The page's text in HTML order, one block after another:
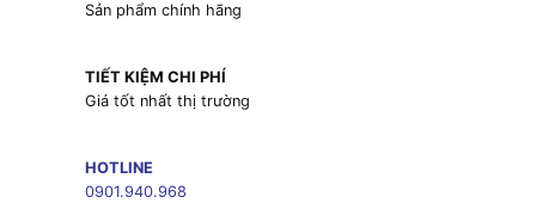
Sản phẩm chính hãng
TIẾT KIỆM CHI PHÍ
Giá tốt nhất thị trường
HOTLINE
0901.940.968